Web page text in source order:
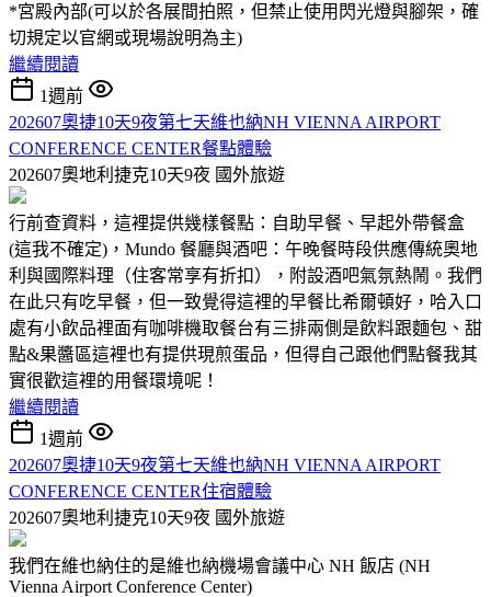
*宮殿內部(可以於各展間拍照，但禁止使用閃光燈與腳架，確
切規定以官網或現場說明為主)
繼續閱讀
1週前
202607奧捷10天9夜第七天維也納NH VIENNA AIRPORT
CONFERENCE CENTER餐點體驗
202607奧地利捷克10天9夜 國外旅遊
行前查資料，這裡提供幾樣餐點：自助早餐、早起外帶餐盒
(這我不確定)，Mundo 餐廳與酒吧：午晚餐時段供應傳統奧地
利與國際料理（住客常享有折扣），附設酒吧氣氛熱鬧。我們
在此只有吃早餐，但一致覺得這裡的早餐比希爾頓好，哈入口
處有小飲品裡面有咖啡機取餐台有三排兩側是飲料跟麵包、甜
點&果醬區這裡也有提供現煎蛋品，但得自己跟他們點餐我其
實很歡這裡的用餐環境呢！
繼續閱讀
1週前
202607奧捷10天9夜第七天維也納NH VIENNA AIRPORT
CONFERENCE CENTER住宿體驗
202607奧地利捷克10天9夜 國外旅遊
我們在維也納住的是維也納機場會議中心 NH 飯店 (NH
Vienna Airport Conference Center)